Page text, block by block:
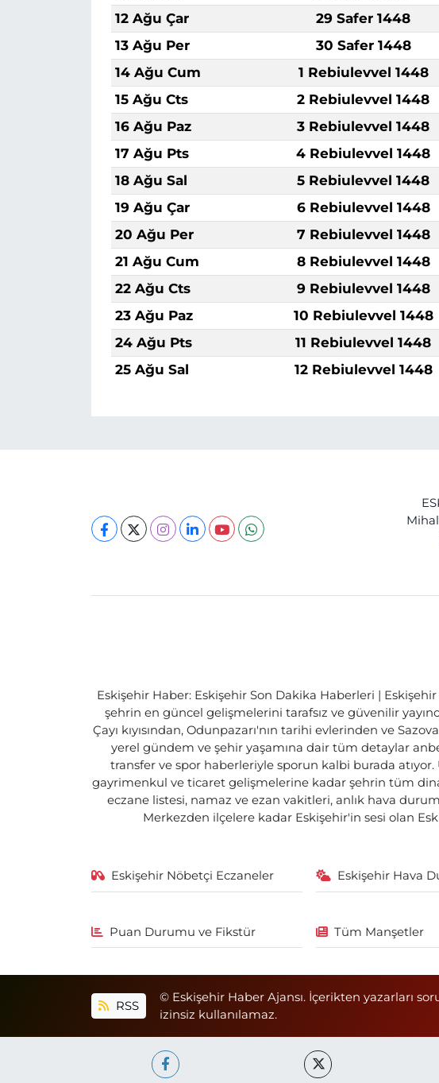
12 Ağu Çar
29 Safer 1448
13 Ağu Per
30 Safer 1448
14 Ağu Cum
1 Rebiulevvel 1448
15 Ağu Cts
2 Rebiulevvel 1448
16 Ağu Paz
3 Rebiulevvel 1448
17 Ağu Pts
4 Rebiulevvel 1448
18 Ağu Sal
5 Rebiulevvel 1448
19 Ağu Çar
6 Rebiulevvel 1448
20 Ağu Per
7 Rebiulevvel 1448
21 Ağu Cum
8 Rebiulevvel 1448
22 Ağu Cts
9 Rebiulevvel 1448
23 Ağu Paz
10 Rebiulevvel 1448
24 Ağu Pts
11 Rebiulevvel 1448
25 Ağu Sal
12 Rebiulevvel 1448
Eskişehir Haber: Eskişehir Son Dakika Haberleri |
şehrin en güncel gelişmelerini tarafsız ve güvenilir
Çayı kıyısından, Odunpazarı'nın tarihi evlerinden ve
yerel gündem ve şehir yaşamına dair tüm detaylar
transfer ve spor haberleriyle sporun kalbi burada
gayrimenkul ve ticaret gelişmelerine kadar şehrin tüm
eczane listesi, namaz ve ezan vakitleri, anlık hava
Merkezden ilçelere kadar Eskişehir'in sesi olan
Eskişehir Nöbetçi Eczaneler Eskişehir Hava
Puan Durumu ve Fikstür Tüm Manşetler
RSS
© Eskişehir Haber Ajansı. İçerikten yazarları
izinsiz kullanılamaz.